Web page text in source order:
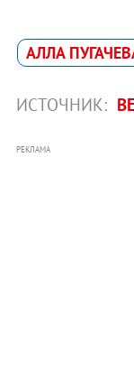
АЛЛА
ИСТОЧНИК:
РЕКЛАМА